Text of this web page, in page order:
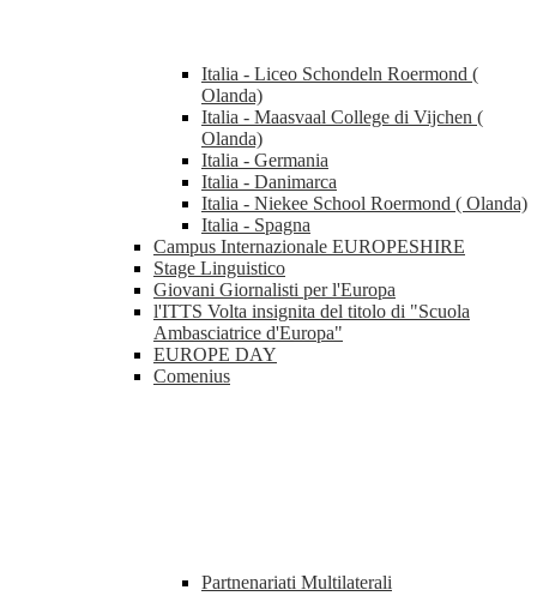
Italia - Liceo Schondeln Roermond (
Olanda)
Italia - Maasvaal College di Vijchen (
Olanda)
Italia - Germania
Italia - Danimarca
Italia - Niekee School Roermond ( Olanda)
Italia - Spagna
Campus Internazionale EUROPESHIRE
Stage Linguistico
Giovani Giornalisti per l'Europa
l'ITTS Volta insignita del titolo di "Scuola
Ambasciatrice d'Europa"
EUROPE DAY
Comenius
Partnenariati Multilaterali